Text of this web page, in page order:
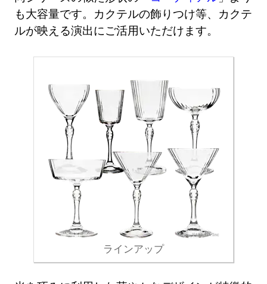
も大容量です。カクテルの飾りつけ等、カクテ
ルが映える演出にご活用いただけます。
ラインアップ